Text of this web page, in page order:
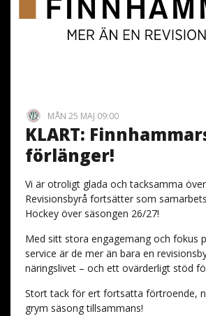
MÅN 25 MAJ 09:00
KLART:
förlänger!
​Vi är otroligt glada och tacksamma
Revisionsbyrå fortsätter som
Hockey över säsongen 26/27!
​Med sitt stora engagemang och fokus
service är de mer än bara en
näringslivet – och ett ovärderligt stöd
​Stort tack för ert fortsatta förtroende,
grym säsong tillsammans!